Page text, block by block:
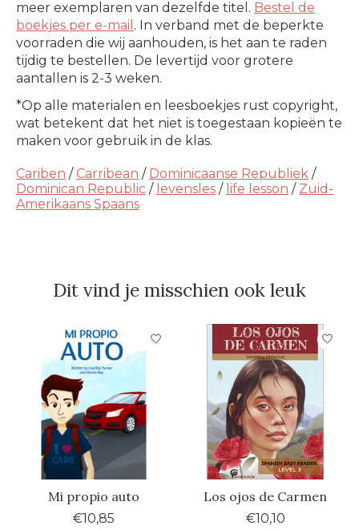
meer exemplaren van dezelfde titel. Bestel de
boekjes per e-mail . In verband met de beperkte
voorraden die wij aanhouden, is het aan te raden
tijdig te bestellen. De levertijd voor grotere
aantallen is 2-3 weken.
*Op alle materialen en leesboekjes rust copyright,
wat betekent dat het niet is toegestaan kopieën te
maken voor gebruik in de klas.
Cariben / Carribean / Dominicaanse Republiek /
Dominican Republic / levensles / life lesson / Zuid-
Amerikaans Spaans
Dit vind je misschien ook leuk
Items van productcarrousel
Mi propio auto
€10,85
Los ojos de Carmen
€10,10